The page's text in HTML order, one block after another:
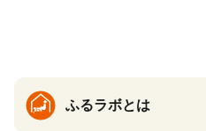
ふるラボとは